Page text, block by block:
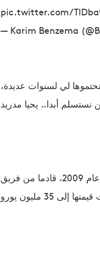
pic.twitter.com/
— Karim Benzema
لي لسنوات عديدة،
وكان كريم بنزيما (33 عاما) قد انضم لصفوف ريال مدريد في صيف عام 2009، قادما من فريق